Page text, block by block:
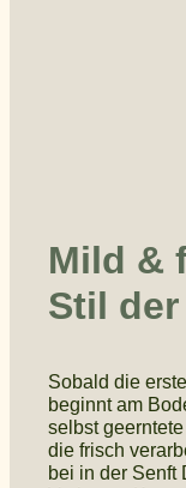
Mild &
Stil
Sobald die
beginnt am
selbst
die frisch
bei in der Senft